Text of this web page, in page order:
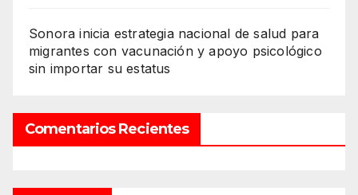
Sonora inicia estrategia nacional de salud para
migrantes con vacunación y apoyo psicológico
sin importar su estatus
Comentarios Recientes